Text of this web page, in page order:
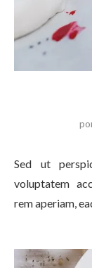
Sed ut
voluptatem
rem aperiam,